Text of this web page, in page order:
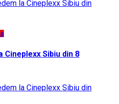
Cineplexx Sibiu din 8